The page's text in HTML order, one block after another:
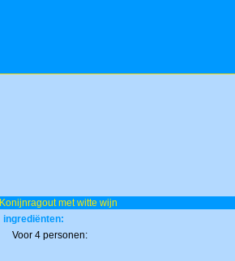
Konijnragout met witte wijn
ingrediënten:
Voor 4 personen: